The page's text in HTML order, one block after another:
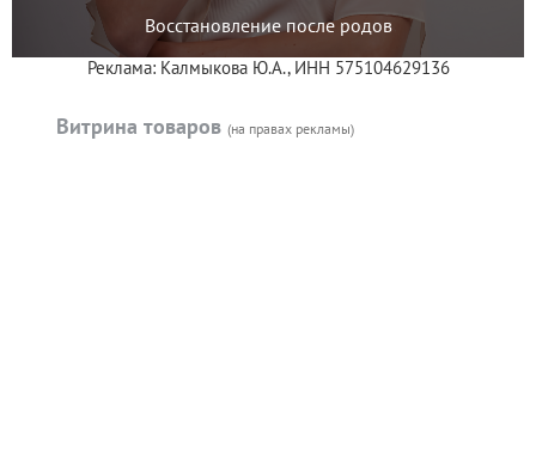
Восстановление после родов
Реклама: Калмыкова Ю.А., ИНН 575104629136
Витрина товаров (на правах рекламы)